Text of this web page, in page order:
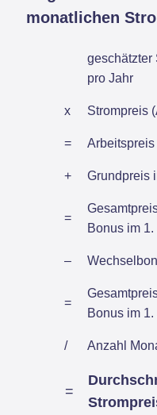
monatlichen
geschätzter
pro Jahr
x Strompreis
=
+ Grundpreis
=
Bonus im 1.
–
=
Bonus im 1.
/ Anzahl
=